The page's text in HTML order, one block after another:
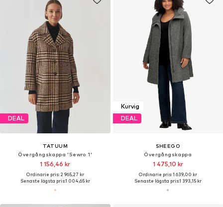
DEAL
TATUUM
Övergångskappa 'Sewro 1'
1 156,46 kr
Ordinarie pris: 2 965,27 kr
Senaste lägsta pris:1 004,65 kr
Kurvig
DEAL
SHEEGO
Övergångskappa
1 475,10 kr
Ordinarie pris: 1 639,00 kr
Senaste lägsta pris:1 393,15 kr